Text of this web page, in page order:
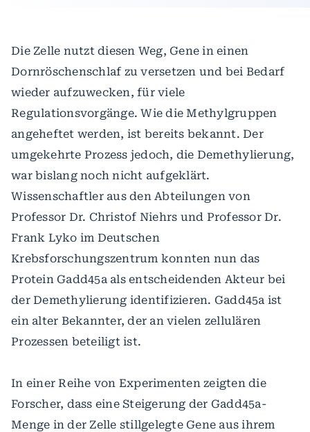
Die Zelle nutzt diesen Weg, Gene in einen
Dornröschenschlaf zu versetzen und bei Bedarf
wieder aufzuwecken, für viele
Regulationsvorgänge. Wie die Methylgruppen
angeheftet werden, ist bereits bekannt. Der
umgekehrte Prozess jedoch, die Demethylierung,
war bislang noch nicht aufgeklärt.
Wissenschaftler aus den Abteilungen von
Professor Dr. Christof Niehrs und Professor Dr.
Frank Lyko im Deutschen
Krebsforschungszentrum konnten nun das
Protein Gadd45a als entscheidenden Akteur bei
der Demethylierung identifizieren. Gadd45a ist
ein alter Bekannter, der an vielen zellulären
Prozessen beteiligt ist.
In einer Reihe von Experimenten zeigten die
Forscher, dass eine Steigerung der Gadd45a-
Menge in der Zelle stillgelegte Gene aus ihrem